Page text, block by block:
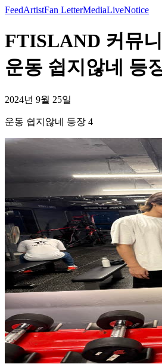
FeedArtistFan LetterMediaLiveNotice
FTISLAND 커뮤
운동 쉽지않네 등
2024년 9월 25일
운동 쉽지않네 등장 4